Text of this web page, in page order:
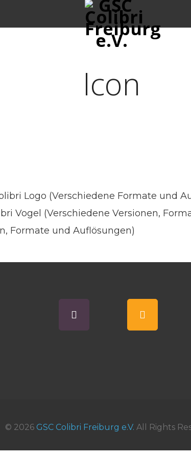
Icon
Logo (Verschiedene Formate und
Vogel (Verschiedene Versionen,
Formate und Auflösungen)
© 2026 GSC Colibri Freiburg e.V. All Rights